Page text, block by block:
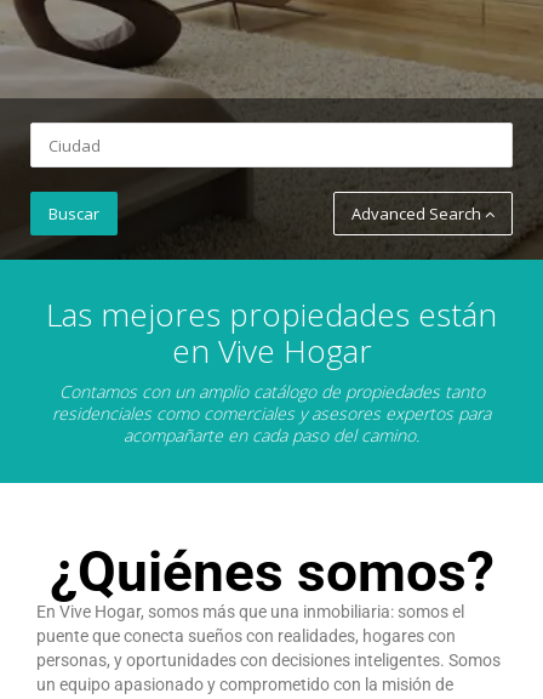
Advanced Search
Las mejores propiedades están
en Vive Hogar
Contamos con un amplio catálogo de propiedades tanto
residenciales como comerciales y asesores expertos para
acompañarte en cada paso del camino.
¿Quiénes somos?
En Vive Hogar, somos más que una inmobiliaria: somos el
puente que conecta sueños con realidades, hogares con
personas, y oportunidades con decisiones inteligentes. Somos
un equipo apasionado y comprometido con la misión de